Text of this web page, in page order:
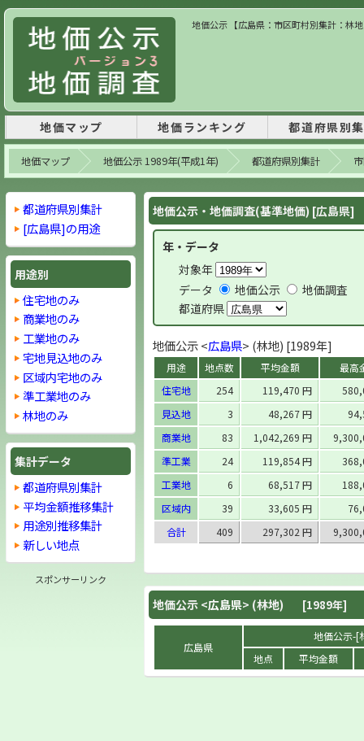
地価公示 【広島県：市区町村別集計：林
地価マップ 地価ランキング 都道府県別
地価マップ 地価公示 1989年(平成1年) 都道府県別集計
地価公示・地価調査(基準地価) [広島県]
年・データ
対象年
データ
地価公示
地価調査
都道府県
地価公示 <広島県> (林地) [1989年]
用途 地点数 平均金額
最高
住宅地
254 119,470 円
見込地
3 48,267 円
商業地
83 1,042,269 円
準工業
24 119,854 円
工業地
6 68,517 円
区域内
39 33,605 円
合計
409 297,302 円
地価公示 <広島県> (林地) [1989年]
広島県
地価公示-[
地点
平均金額
都道府県別集計
[広島県]の用途
用途別
住宅地のみ
商業地のみ
工業地のみ
宅地見込地のみ
区域内宅地のみ
準工業地のみ
林地のみ
集計データ
都道府県別集計
平均金額推移集計
用途別推移集計
新しい地点
スポンサーリンク